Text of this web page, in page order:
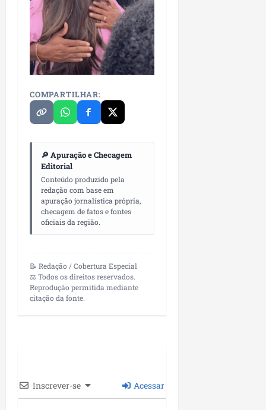
COMPARTILHAR:
🔎 Apuração e Checagem
Editorial
Conteúdo produzido pela
redação com base em
apuração jornalística própria,
checagem de fatos e fontes
oficiais da região.
📝 Redação / Cobertura Especial
⚖️ Todos os direitos reservados.
Reprodução permitida mediante
citação da fonte.
Inscrever-se Acessar